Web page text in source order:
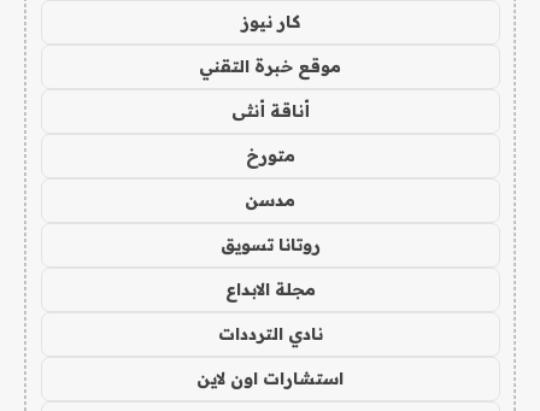
كار نيوز
موقع خبرة التقني
أناقة أنثى
متورخ
مدسن
روتانا تسويق
مجلة الابداع
نادي الترددات
استشارات اون لاين